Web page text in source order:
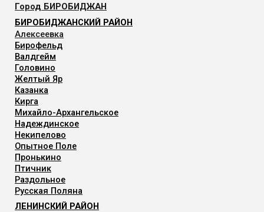
Город БИРОБИДЖАН
БИРОБИДЖАНСКИЙ РАЙОН
Алексеевка
Бирофельд
Валдгейм
Головино
Желтый Яр
Казанка
Кирга
Михайло-Архангельское
Надеждинское
Некипелово
Опытное Поле
Пронькино
Птичник
Раздольное
Русская Поляна
ЛЕНИНСКИЙ РАЙОН